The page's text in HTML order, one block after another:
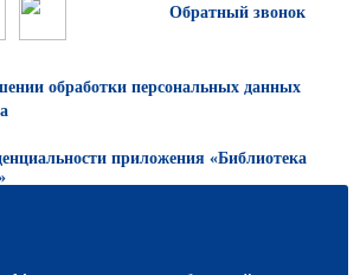
Обратный звонок
обработки персональных данных
приложения «Библиотека